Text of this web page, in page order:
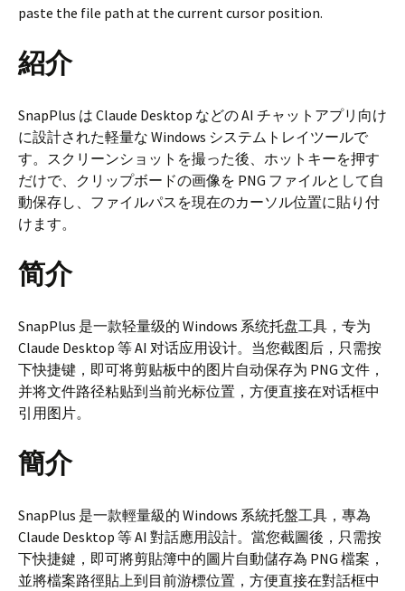
paste the file path at the current cursor position.
紹介
SnapPlus は Claude Desktop などの AI チャットアプリ向け
に設計された軽量な Windows システムトレイツールで
す。スクリーンショットを撮った後、ホットキーを押す
だけで、クリップボードの画像を PNG ファイルとして自
動保存し、ファイルパスを現在のカーソル位置に貼り付
けます。
简介
SnapPlus 是一款轻量级的 Windows 系统托盘工具，专为
Claude Desktop 等 AI 对话应用设计。当您截图后，只需按
下快捷键，即可将剪贴板中的图片自动保存为 PNG 文件，
并将文件路径粘贴到当前光标位置，方便直接在对话框中
引用图片。
簡介
SnapPlus 是一款輕量級的 Windows 系統托盤工具，專為
Claude Desktop 等 AI 對話應用設計。當您截圖後，只需按
下快捷鍵，即可將剪貼簿中的圖片自動儲存為 PNG 檔案，
並將檔案路徑貼上到目前游標位置，方便直接在對話框中